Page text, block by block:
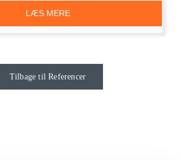
LÆS MERE
Tilbage til Referencer